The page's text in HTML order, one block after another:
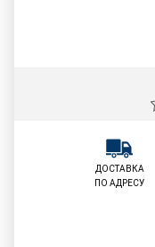
ДОСТАВКА
ПО АДРЕСУ